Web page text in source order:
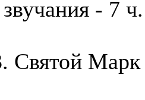
- 7
Святой